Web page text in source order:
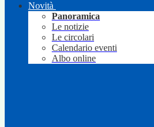
Novità
Panoramica
Le notizie
Le circolari
Calendario eventi
Albo online